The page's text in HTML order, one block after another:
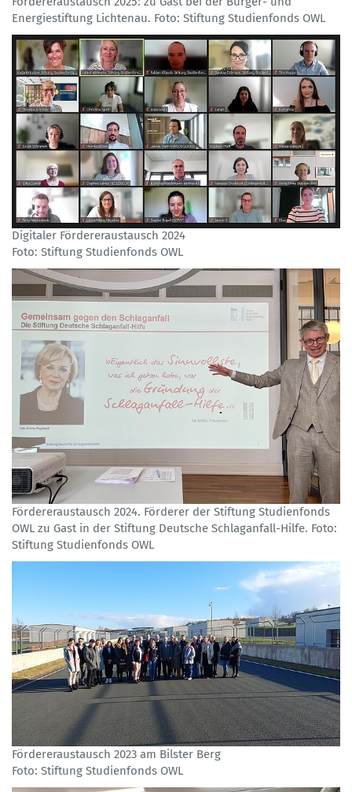
Energiestiftung Lichtenau. Foto: Stiftung Studienfonds OWL
Digitaler Fördereraustausch 2024
Foto: Stiftung Studienfonds OWL
Fördereraustausch 2024. Förderer der Stiftung Studienfonds
OWL zu Gast in der Stiftung Deutsche Schlaganfall-Hilfe. Foto:
Stiftung Studienfonds OWL
Fördereraustausch 2023 am Bilster Berg
Foto: Stiftung Studienfonds OWL